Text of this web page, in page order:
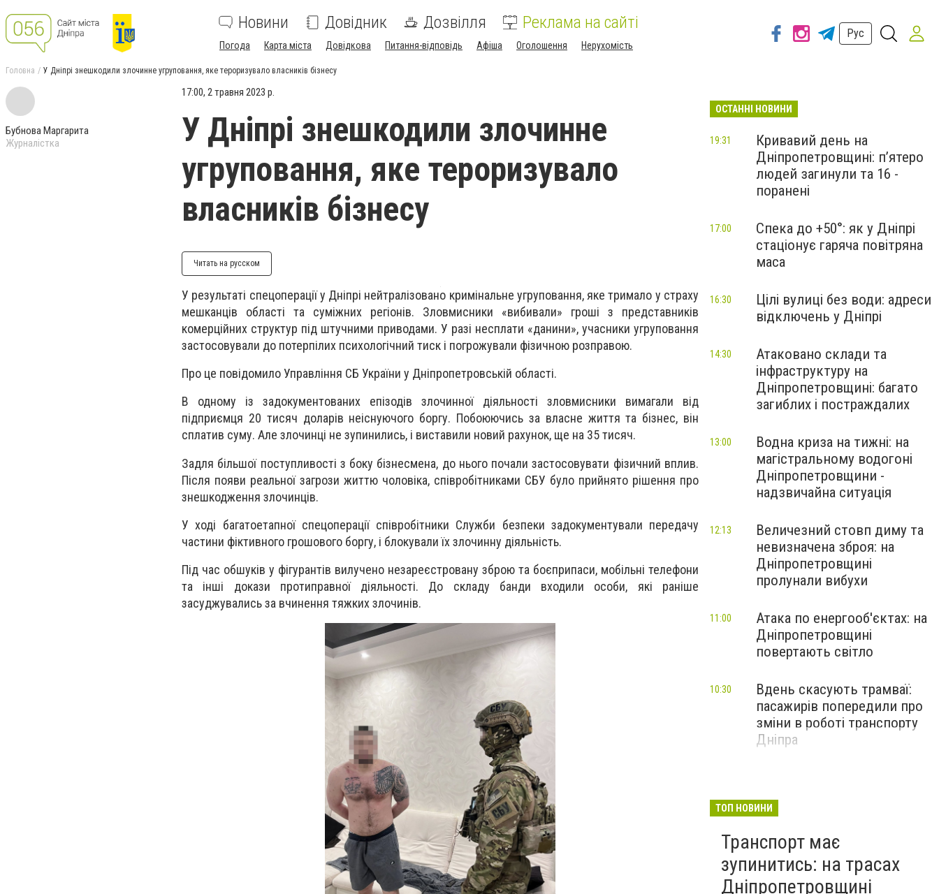
Новини Довідник Дозвілля Реклама на сайті
Погода Карта міста Довідкова Питання-відповідь Афіша Оголошення Нерухомість
Рус
Головна У Дніпрі знешкодили злочинне угруповання, яке тероризувало власників бізнесу
Бубнова Маргарита
Журналістка
17:00, 2 травня 2023 р.
У Дніпрі знешкодили злочинне
угруповання, яке тероризувало
власників бізнесу
Читать на русском
У результаті спецоперації у Дніпрі нейтралізовано кримінальне угруповання, яке тримало у страху
мешканців області та суміжних регіонів. Зловмисники «вибивали» гроші з представників
комерційних структур під штучними приводами. У разі несплати «данини», учасники угруповання
застосовували до потерпілих психологічний тиск і погрожували фізичною розправою.
Про це повідомило Управління СБ України у Дніпропетровській області.
В одному із задокументованих епізодів злочинної діяльності зловмисники вимагали від
підприємця 20 тисяч доларів неіснуючого боргу. Побоюючись за власне життя та бізнес, він
сплатив суму. Але злочинці не зупинились, і виставили новий рахунок, ще на 35 тисяч.
Задля більшої поступливості з боку бізнесмена, до нього почали застосовувати фізичний вплив.
Після появи реальної загрози життю чоловіка, співробітниками СБУ було прийнято рішення про
знешкодження злочинців.
У ході багатоетапної спецоперації співробітники Служби безпеки задокументували передачу
частини фіктивного грошового боргу, і блокували їх злочинну діяльність.
Під час обшуків у фігурантів вилучено незареєстровану зброю та боєприпаси, мобільні телефони
та інші докази протиправної діяльності. До складу банди входили особи, які раніше
засуджувались за вчинення тяжких злочинів.
ОСТАННІ НОВИНИ
Кривавий день на
Дніпропетровщині: п’ятеро
людей загинули та 16 -
поранені
19:31
Спека до +50°: як у Дніпрі
стаціонує гаряча повітряна
маса
17:00
Цілі вулиці без води: адреси
відключень у Дніпрі
16:30
Атаковано склади та
інфраструктуру на
Дніпропетровщині: багато
загиблих і постраждалих
14:30
Водна криза на тижні: на
магістральному водогоні
Дніпропетровщини -
надзвичайна ситуація
13:00
Величезний стовп диму та
невизначена зброя: на
Дніпропетровщині
пролунали вибухи
12:13
Атака по енергооб'єктах: на
Дніпропетровщині
повертають світло
11:00
Вдень скасують трамваї:
пасажирів попередили про
зміни в роботі транспорту
Дніпра
10:30
ТОП НОВИНИ
Транспорт має
зупинитись: на трасах
Дніпропетровщині